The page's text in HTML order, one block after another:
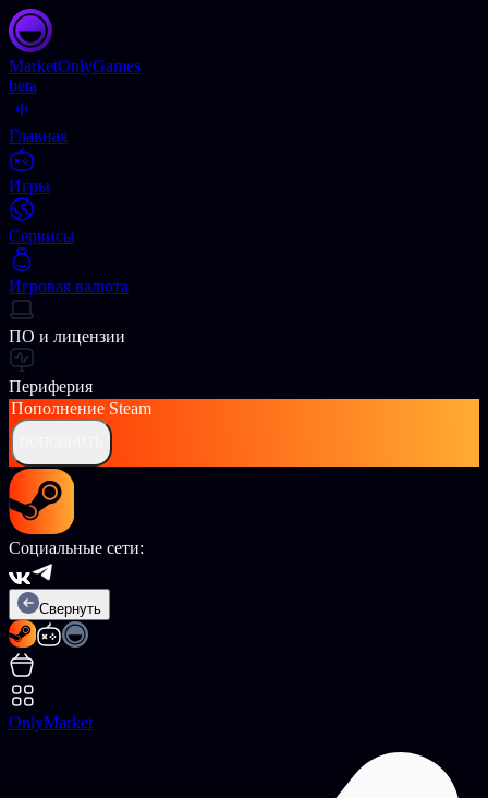
MarketOnlyGames
beta
Главная
Игры
Сервисы
Игровая валюта
ПО и лицензии
Периферия
Пополнение Steam
Социальные сети:
Свернуть
OnlyMarket